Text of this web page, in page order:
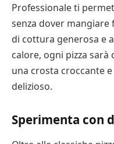
Professionale ti
senza dover mangiare
di cottura generosa e
calore, ogni pizza
una crosta croccante
delizioso.
Sperimenta con